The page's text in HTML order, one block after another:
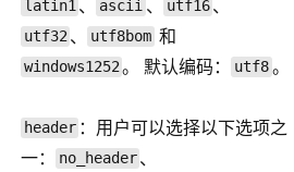
latin1 、 ascii、 utf16 、
utf32 、 utf8bom 和
windows1252。 默认编码： utf8。
header ：用户可以选择以下选项之
一：
no_header 、